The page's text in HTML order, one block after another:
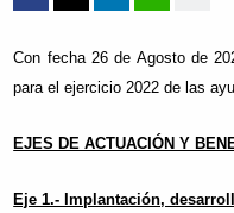
Con fecha 26 de Agosto de
para el ejercicio 2022 de las
EJES DE ACTUACIÓN Y
Eje 1.- Implantación,